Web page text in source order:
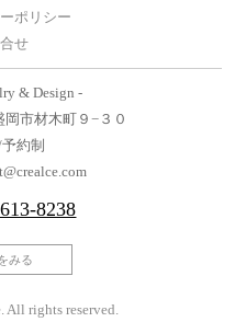
ポリシー
せ
& Design -
岡市材木町９−３０
約制
8238
みる
rights reserved.